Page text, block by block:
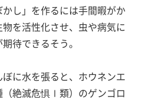
し」を作るには手間暇がか
を活性化させ、虫や病気に
待できるそう。
ぼに水を張ると、ホウネンエ
（絶滅危惧Ⅰ類）のゲンゴロ